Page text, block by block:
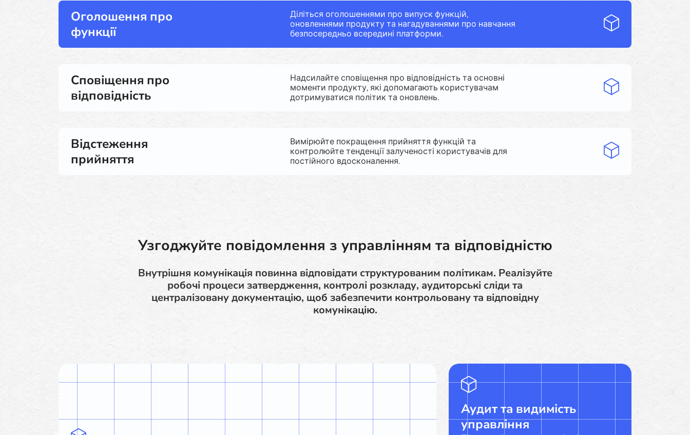
Оголошення про
функції
Діліться оголошеннями про випуск функцій,
оновленнями продукту та нагадуваннями про навчання
безпосередньо всередині платформи.
Сповіщення про
відповідність
Надсилайте сповіщення про відповідність та основні
моменти продукту, які допомагають користувачам
дотримуватися політик та оновлень.
Відстеження
прийняття
Вимірюйте покращення прийняття функцій та
контролюйте тенденції залученості користувачів для
постійного вдосконалення.
Узгоджуйте повідомлення з управлінням та відповідністю
Внутрішня комунікація повинна відповідати структурованим політикам. Реалізуйте
робочі процеси затвердження, контролі розкладу, аудиторські сліди та
централізовану документацію, щоб забезпечити контрольовану та відповідну
комунікацію.
Аудит та видимість
управління